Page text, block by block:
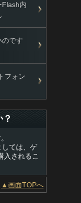
Flash内
のです
フォン
しては、ゲ
入されるこ
▲画面TOPへ